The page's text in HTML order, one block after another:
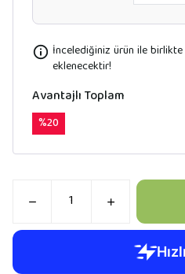
İncelediğiniz ürün ile
eklenecektir!
Avantajlı Toplam
%20